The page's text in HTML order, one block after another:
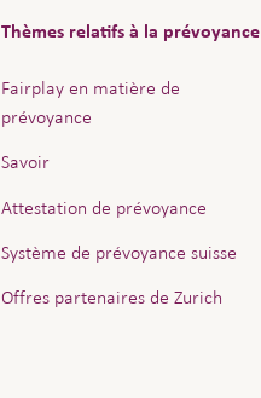
Thèmes relatifs à la prévoyance
Fairplay en matière de
prévoyance
Savoir
Attestation de prévoyance
Système de prévoyance suisse
Offres partenaires de Zurich